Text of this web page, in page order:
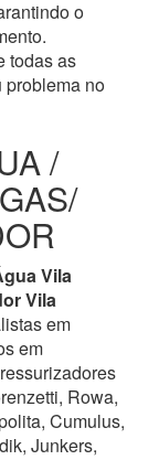
o
todas as
problema no
/
Vila
Vila
em
em
Rowa,
Cumulus,
Junkers,